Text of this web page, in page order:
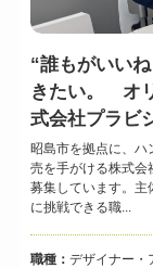
“誰もがいい
きたい。 オ
式会社プラビ
昭島市を拠点に、ハ
売を手がける株式会
募集しています。主
に挑戦できる職...
職種： デザイナー